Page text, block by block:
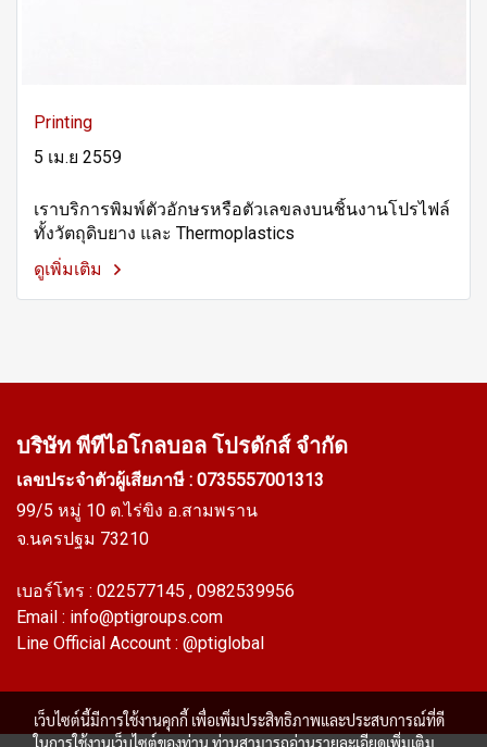
Printing
5 เม.ย 2559
เราบริการพิมพ์ตัวอักษรหรือตัวเลขลงบนชิ้นงานโปรไฟล์
ทั้งวัตถุดิบยาง และ Thermoplastics
ดูเพิ่มเติม
บริษัท พีทีไอโกลบอล โปรดักส์ จำกัด
เลขประจำตัวผู้เสียภาษี : 0735557001313
99/5 หมู่ 10 ต.ไร่ขิง อ.สามพราน
จ.นครปฐม 73210
เบอร์โทร : 022577145 , 0982539956
Email : info@ptigroups.com
Line Official Account : @ptiglobal
เว็บไซต์นี้มีการใช้งานคุกกี้ เพื่อเพิ่มประสิทธิภาพและประสบการณ์ที่ดี
ในการใช้งานเว็บไซต์ของท่าน ท่านสามารถอ่านรายละเอียดเพิ่มเติม